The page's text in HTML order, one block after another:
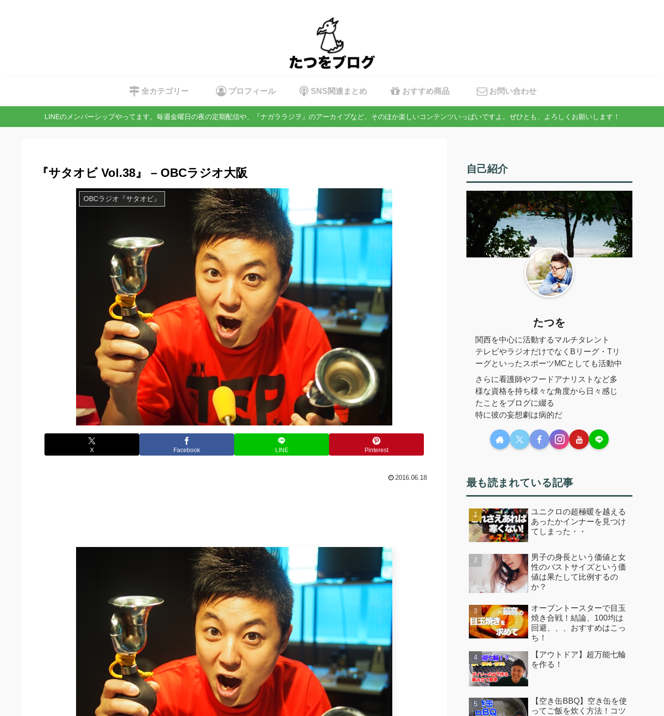
全カテゴリー プロフィール SNS関連まとめ おすすめ商品 お問い合わせ
LINEのメンバーシップやってます。毎週金曜日の夜の定期配信や、『ナガララジヲ』のアーカイブなど、そのほか楽しいコンテンツいっぱいですよ。ぜひとも、よろしくお願いします！
『サタオビ Vol.38』 – OBCラジオ大阪
OBCラジオ『サタオビ』
X Facebook LINE Pinterest
2016.06.18
自己紹介
たつを
関西を中心に活動するマルチタレント
テレビやラジオだけでなくBリーグ・Tリ
ーグといったスポーツMCとしても活動中
さらに看護師やフードアナリストなど多
様な資格を持ち様々な角度から日々感じ
たことをブログに綴る
特に彼の妄想劇は病的だ
最も読まれている記事
ユニクロの超極暖を越える
あったかインナーを見つけ
てしまった・・
男子の身長という価値と女
性のバストサイズという価
値は果たして比例するの
か？
オーブントースターで目玉
焼き合戦！結論、100均は
回避、、、おすすめはこっ
ち！
【アウトドア】超万能七輪
を作る！
【空き缶BBQ】空き缶を使
ってご飯を炊く方法！コツ